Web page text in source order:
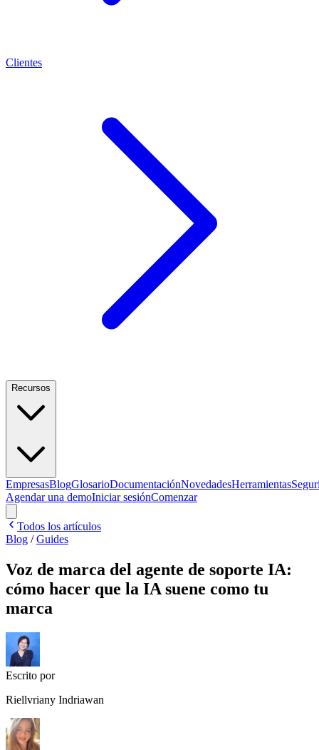
Clientes
Recursos
EmpresasBlogGlosarioDocumentaciónNovedadesHerramientas
Agendar una demoIniciar sesiónComenzar
Todos los artículos
Blog /Guides
Voz de marca del agente de soporte IA:
cómo hacer que la IA suene como tu
marca
Escrito por
Riellvriany Indriawan